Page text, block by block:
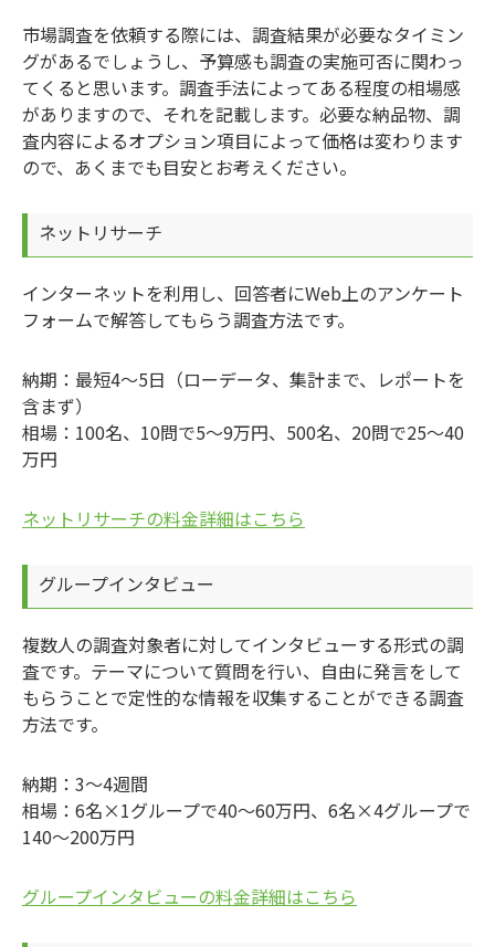
市場調査を依頼する際には、調査結果が必要なタイミン
グがあるでしょうし、予算感も調査の実施可否に関わっ
てくると思います。調査手法によってある程度の相場感
がありますので、それを記載します。必要な納品物、調
査内容によるオプション項目によって価格は変わります
ので、あくまでも目安とお考えください。
ネットリサーチ
インターネットを利用し、回答者にWeb上のアンケート
フォームで解答してもらう調査方法です。
納期：最短4～5日（ローデータ、集計まで、レポートを
含まず）
相場：100名、10問で5～9万円、500名、20問で25～40
万円
ネットリサーチの料金詳細はこちら
グループインタビュー
複数人の調査対象者に対してインタビューする形式の調
査です。テーマについて質問を行い、自由に発言をして
もらうことで定性的な情報を収集することができる調査
方法です。
納期：3～4週間
相場：6名×1グループで40～60万円、6名×4グループで
140～200万円
グループインタビューの料金詳細はこちら